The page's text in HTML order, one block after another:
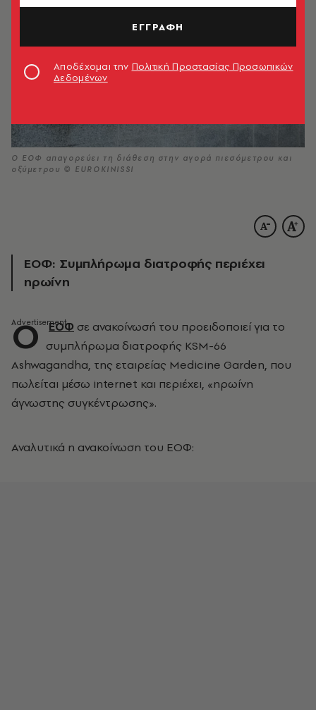
Ο ΕΟΦ απαγορεύει τη διάθεση στην αγορά πιεσόμετρου και
οξύμετρου © EUROKINISSI
EΟΦ: Συμπλήρωμα διατροφής περιέχει
ηρωίνη
Ο ΕΟΦ σε ανακοίνωσή του προειδοποιεί για το
συμπλήρωμα διατροφής KSM-66
Ashwagandha, της εταιρείας Medicine Garden, που
πωλείται μέσω internet και περιέχει, «ηρωίνη
άγνωστης συγκέντρωσης».
Αναλυτικά η ανακοίνωση του ΕΟΦ:
ΕΓΓΡΑΦΗ
Αποδέχομαι την Πολιτική Προστασίας Προσωπικών
Δεδομένων